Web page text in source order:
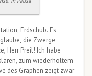
Erdschub. Es
die Zwerge
Herr Preil! Ich habe
zum wiederholtem
des Graphen zeigt zwar